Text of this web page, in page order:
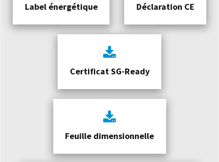
Label énergétique Déclaration CE
Certificat SG-Ready
Feuille dimensionnelle